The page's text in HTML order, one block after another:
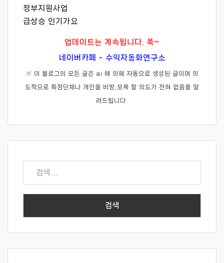
정부지원사업
급상승 인기가요
업데이트는 계속됩니다. 쭉~
네이버카페 - 수익자동화연구소
※ 이 블로그의 모든 글은 ai 에 의해 자동으로 생성된 글이며 의
도적으로 특정단체나 개인을 비방,모욕 할 의도가 전혀 없음을 알
려드립니다.
검